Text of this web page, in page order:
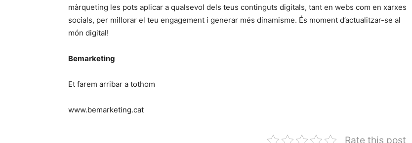
màrqueting les pots aplicar a qualsevol dels teus continguts digitals, tant en webs com en xarxes
socials, per millorar el teu engagement i generar més dinamisme. És moment d’actualitzar-se al
món digital!
Bemarketing
Et farem arribar a tothom
www.bemarketing.cat
Rate this post